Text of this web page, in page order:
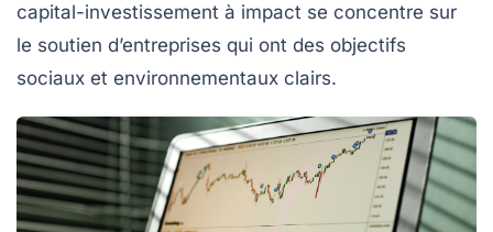
capital-investissement à impact se concentre sur
le soutien d’entreprises qui ont des objectifs
sociaux et environnementaux clairs.